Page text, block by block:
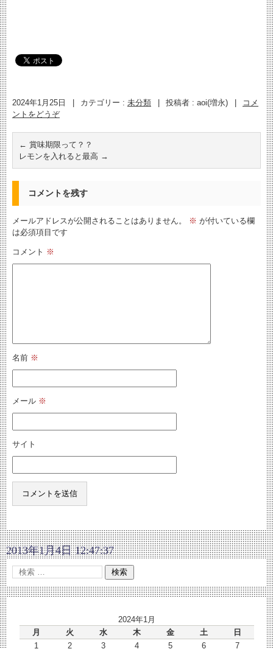
2024年1月25日 カテゴリー : 未分類 投稿者 : aoi(増永)
コメ
ントをどうぞ
← 賞味期限って？？
レモンを入れると最高 →
コメントを残す
メールアドレスが公開されることはありません。 ※ が付いている欄
は必須項目です
コメント ※
名前 ※
メール ※
サイト
2013年1月4日 12:47:37
2024年1月
月
火 水 木 金 土
日
1
2 3 4 5 6 7